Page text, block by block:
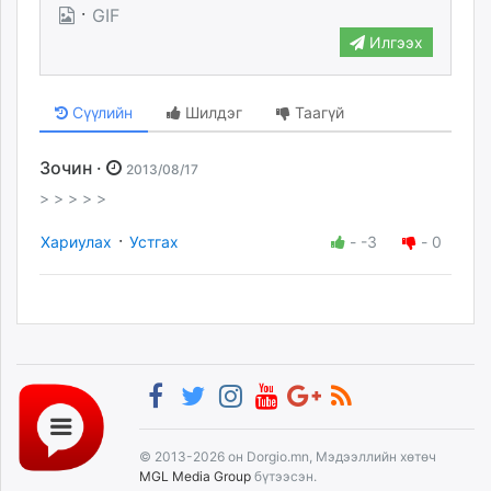
· GIF
Илгээх
Сүүлийн Шилдэг Таагүй
Зочин · 2013/08/17
> > > > >
Хариулах · Устгах - -3 - 0
© 2013-2026 он Dorgio.mn, Мэдээллийн хөтөч
MGL Media Group бүтээсэн.